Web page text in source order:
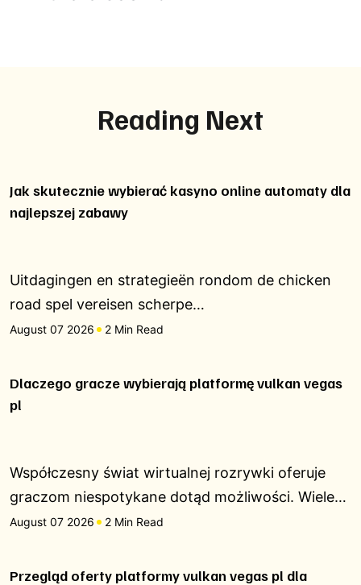
Reading Next
Jak skutecznie wybierać kasyno online automaty dla
najlepszej zabawy
Uitdagingen en strategieën rondom de chicken
road spel vereisen scherpe…
August 07 2026 2 Min Read
Dlaczego gracze wybierają platformę vulkan vegas
pl
Współczesny świat wirtualnej rozrywki oferuje
graczom niespotykane dotąd możliwości. Wiele…
August 07 2026 2 Min Read
Przegląd oferty platformy vulkan vegas pl dla